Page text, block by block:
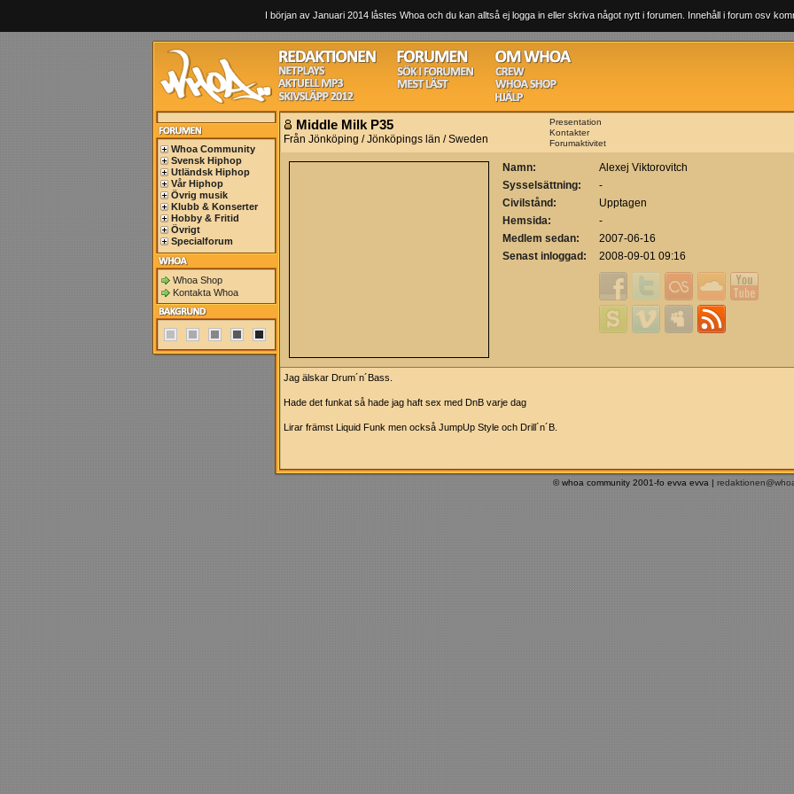
I början av Januari 2014 låstes Whoa och du kan alltså ej logga in eller skriva något nytt i forumen. Innehåll i forum osv
Whoa Community
Svensk Hiphop
Utländsk Hiphop
Vår Hiphop
Övrig musik
Klubb & Konserter
Hobby & Fritid
Övrigt
Specialforum
Whoa Shop
Kontakta Whoa
Middle Milk P35
Från Jönköping / Jönköpings län / Sweden
Presentation
Kontakter
Forumaktivitet
Namn:
Alexej Viktorovitch
Sysselsättning:
-
Civilstånd:
Upptagen
Hemsida:
-
Medlem sedan:
2007-06-16
Senast inloggad:
2008-09-01 09:16
Jag älskar Drum´n´Bass.
Hade det funkat så hade jag haft sex med DnB varje dag
Lirar främst Liquid Funk men också JumpUp Style och Drill´n´B.
© whoa community 2001-fo evva evva |